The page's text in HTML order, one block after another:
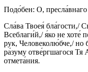
Подо́бен: О, пресла́внаго
Сла́ва Твоея́ бла́гости,/
Всеблаги́й,/ я́ко не хоте́
рук, Человеколю́бче,/ но
ра́зуму отве́ргшагося
отмета́ния.